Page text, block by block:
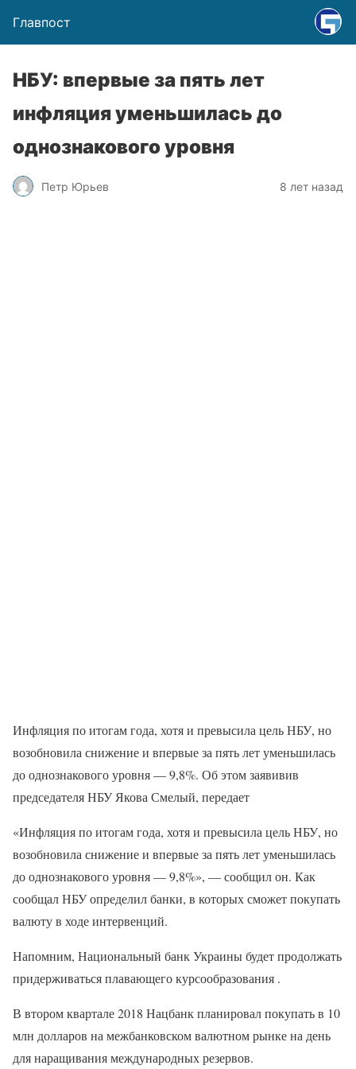
Главпост
НБУ: впервые за пять лет
инфляция уменьшилась до
однознакового уровня
Петр Юрьев 8 лет назад
Инфляция по итогам года, хотя и превысила цель НБУ, но
возобновила снижение и впервые за пять лет уменьшилась
до однознакового уровня — 9,8%. Об этом заявивив
председателя НБУ Якова Смелый, передает
«Инфляция по итогам года, хотя и превысила цель НБУ, но
возобновила снижение и впервые за пять лет уменьшилась
до однознакового уровня — 9,8%», — сообщил он. Как
сообщал НБУ определил банки, в которых сможет покупать
валюту в ходе интервенций.
Напомним, Национальный банк Украины будет продолжать
придерживаться плавающего курсообразования .
В втором квартале 2018 Нацбанк планировал покупать в 10
млн долларов на межбанковском валютном рынке на день
для наращивания международных резервов.